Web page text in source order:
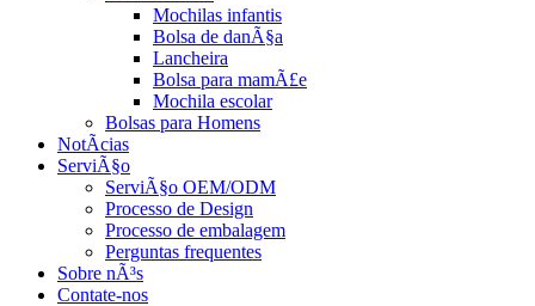
Mochilas infantis
Bolsa de danÃ§a
Lancheira
Bolsa para mamÃ£e
Mochila escolar
Bolsas para Homens
NotÃ­cias
ServiÃ§o
ServiÃ§o OEM/ODM
Processo de Design
Processo de embalagem
Perguntas frequentes
Sobre nÃ³s
Contate-nos